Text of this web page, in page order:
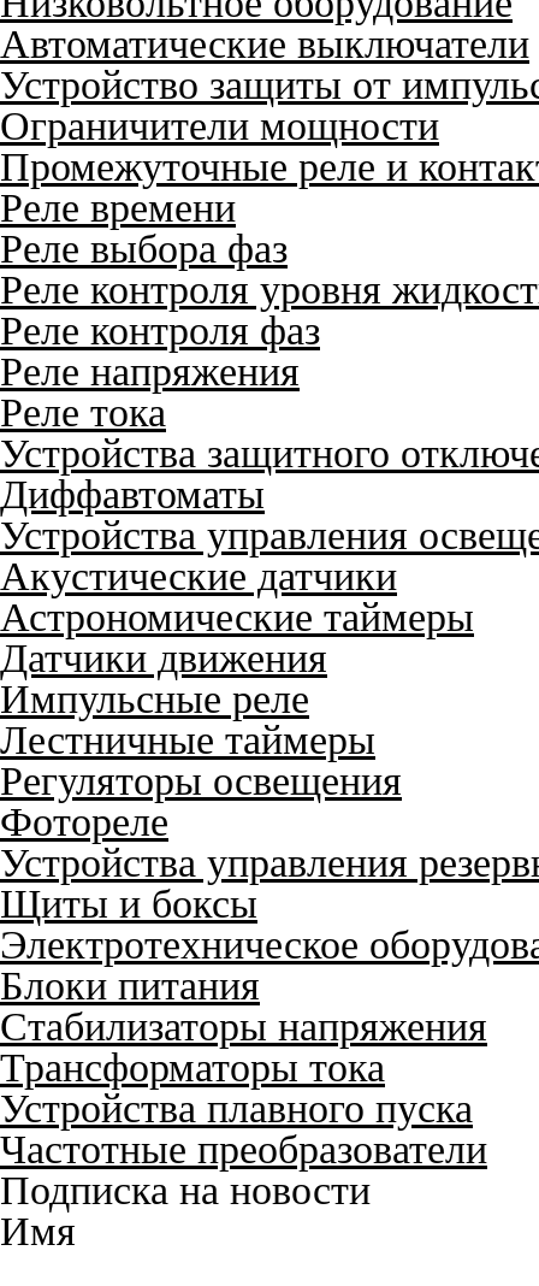
Автоматические выключатели
Устройство защиты от
Ограничители мощности
Промежуточные реле и
Реле времени
Реле выбора фаз
Реле контроля уровня
Реле контроля фаз
Реле напряжения
Реле тока
Устройства защитного
Диффавтоматы
Устройства управления
Акустические датчики
Астрономические таймеры
Датчики движения
Импульсные реле
Лестничные таймеры
Регуляторы освещения
Фотореле
Устройства управления
Щиты и боксы
Электротехническое
Блоки питания
Стабилизаторы напряжения
Трансформаторы тока
Устройства плавного пуска
Частотные преобразователи
Подписка на новости
Имя